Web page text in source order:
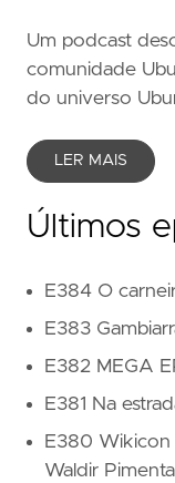
Um podcast
comunidade
do universo
LER MAIS
Últimos
E384 O
E383
E382 MEGA
E381 Na
E380 Wikicon
Waldir